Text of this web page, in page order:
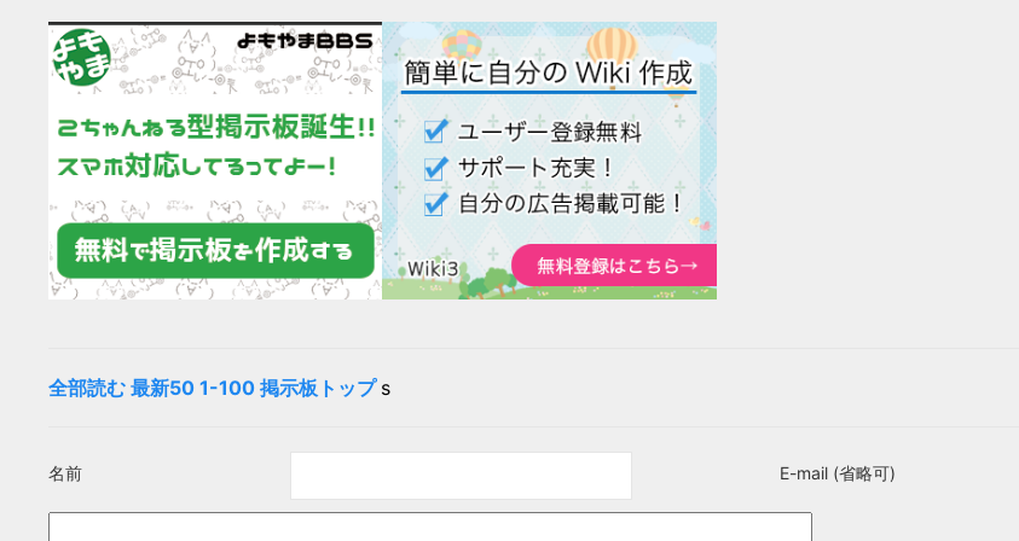
全部読む 最新50 1-100 掲示板トップ s
名前 E-mail (省略可)